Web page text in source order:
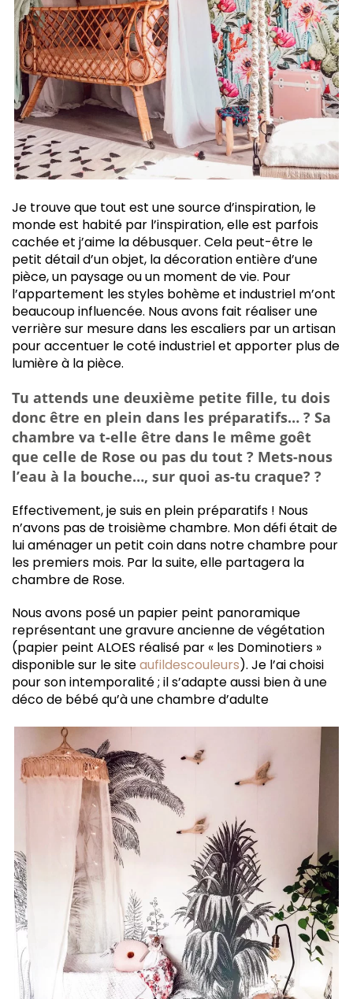
Je trouve que tout est une source d’inspiration, le
monde est habité par l’inspiration, elle est parfois
cachée et j’aime la débusquer. Cela peut-être le
petit détail d’un objet, la décoration entière d’une
pièce, un paysage ou un moment de vie. Pour
l’appartement les styles bohème et industriel m’ont
beaucoup influencée. Nous avons fait réaliser une
verrière sur mesure dans les escaliers par un artisan
pour accentuer le coté industriel et apporter plus de
lumière à la pièce.
Tu attends une deuxième petite fille, tu dois
donc être en plein dans les préparatifs… ? Sa
chambre va t-elle être dans le même goêt
que celle de Rose ou pas du tout ? Mets-nous
l’eau à la bouche…, sur quoi as-tu craque? ?
Effectivement, je suis en plein préparatifs ! Nous
n’avons pas de troisième chambre. Mon défi était de
lui aménager un petit coin dans notre chambre pour
les premiers mois. Par la suite, elle partagera la
chambre de Rose.
Nous avons posé un papier peint panoramique
représentant une gravure ancienne de végétation
(papier peint ALOES réalisé par « les Dominotiers »
disponible sur le siteaufildescouleurs). Je l’ai choisi
pour son intemporalité ; il s’adapte aussi bien à une
déco de bébé qu’à une chambre d’adulte